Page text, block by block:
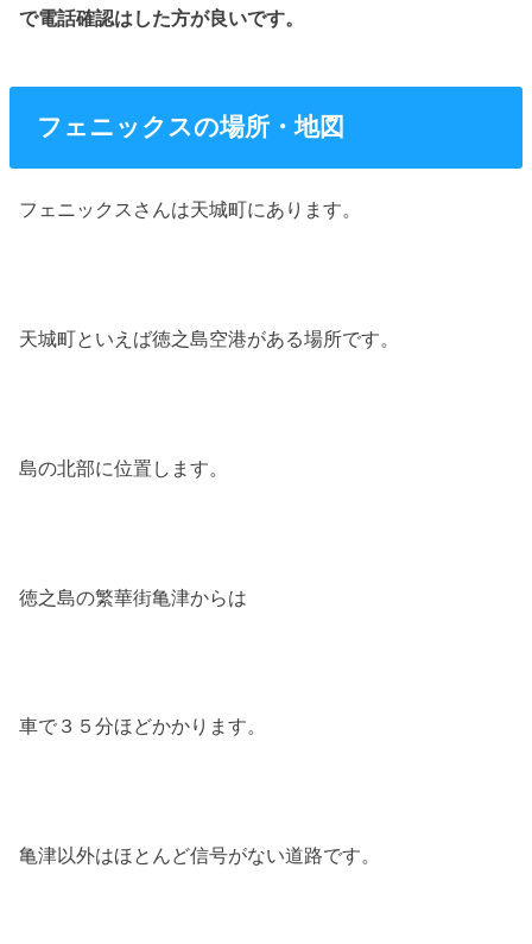
で電話確認はした方が良いです。
フェニックスの場所・地図
フェニックスさんは天城町にあります。
天城町といえば徳之島空港がある場所です。
島の北部に位置します。
徳之島の繁華街亀津からは
車で３５分ほどかかります。
亀津以外はほとんど信号がない道路です。